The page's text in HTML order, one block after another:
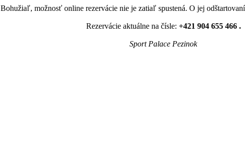
Bohužiaľ, možnosť online rezervácie nie je zatiaľ spustená. O jej
Rezervácie aktuálne na čísle: +421 904 655 466 .
Sport Palace Pezinok